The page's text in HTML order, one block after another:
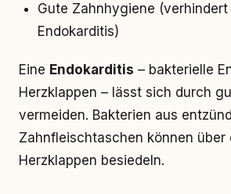
Gute Zahnhygiene
Endokarditis)
Eine Endokarditis – bakterielle
Herzklappen – lässt sich durch
vermeiden. Bakterien aus
Zahnfleischtaschen können über
Herzklappen besiedeln.